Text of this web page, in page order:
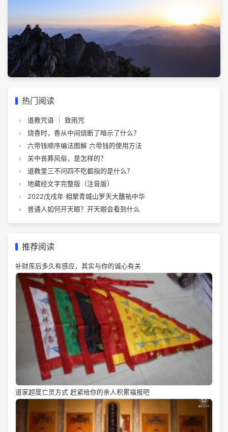
热门阅读
道教咒语 ｜ 致雨咒
烧香时，香从中间烧断了暗示了什么？
六帝钱顺序编法图解 六帝钱的使用方法
关中丧葬风俗，是怎样的？
道教里三不问四不吃都指的是什么？
地藏经文字完整版（注音版）
2022戊戌年 相聚青城山罗天大醮祐中华
普通人如何开天眼？开天眼会看到什么
推荐阅读
补财库后多久有感应，其实与你的诚心有关
道家超度亡灵方式 赶紧给你的亲人积累福报吧